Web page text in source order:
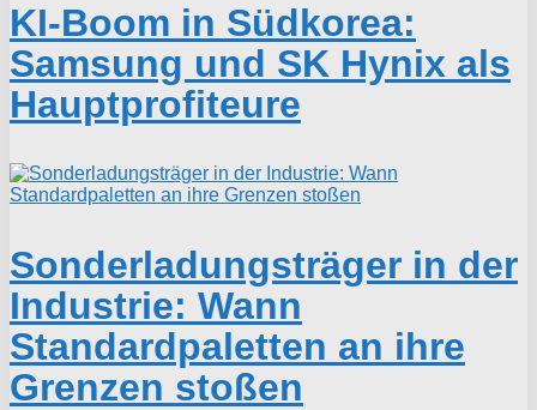
KI-Boom in Südkorea:
Samsung und SK Hynix als
Hauptprofiteure
Sonderladungsträger in der
Industrie: Wann
Standardpaletten an ihre
Grenzen stoßen